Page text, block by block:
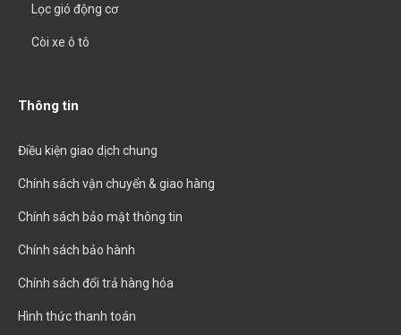
Lọc gió động cơ
Còi xe ô tô
Thông tin
Điều kiện giao dịch chung
Chính sách vận chuyển & giao hàng
Chính sách bảo mật thông tin
Chính sách bảo hành
Chính sách đổi trả hàng hóa
Hình thức thanh toán